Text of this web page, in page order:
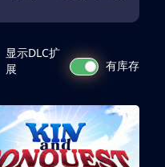
显示DLC扩
展
有库存